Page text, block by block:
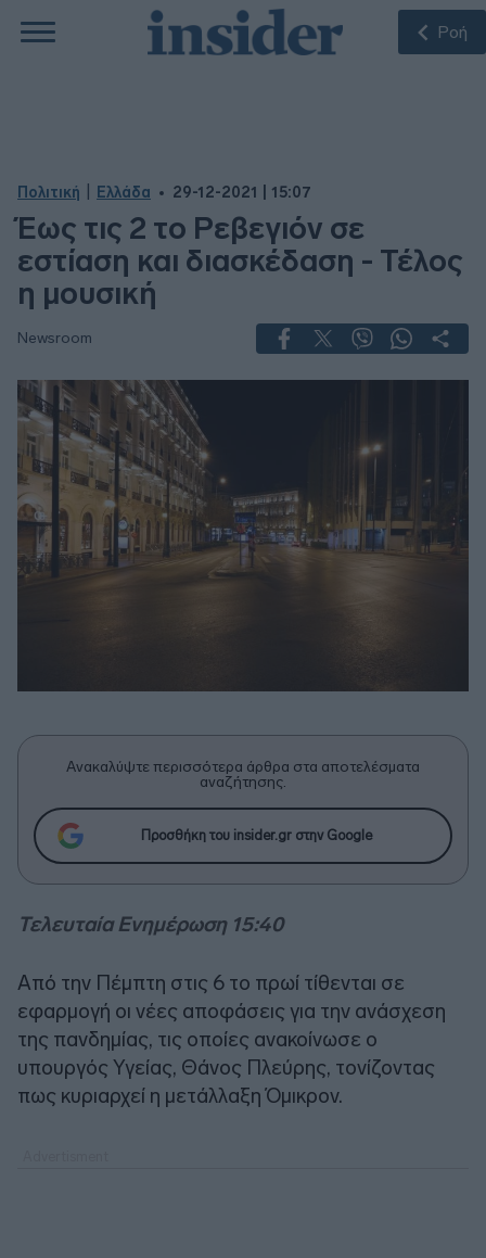
Ροή
Πολιτική Ελλάδα 29-12-2021 | 15:07
Έως τις 2 το Ρεβεγιόν σε
εστίαση και διασκέδαση - Τέλος
η μουσική
Newsroom
Ανακαλύψτε περισσότερα άρθρα στα αποτελέσματα
αναζήτησης.
Προσθήκη του insider.gr στην Google
Τελευταία Ενημέρωση 15:40
Από την Πέμπτη στις 6 το πρωί τίθενται σε
εφαρμογή οι νέες αποφάσεις για την ανάσχεση
της πανδημίας, τις οποίες ανακοίνωσε ο
υπουργός Υγείας, Θάνος Πλεύρης, τονίζοντας
πως κυριαρχεί η μετάλλαξη Όμικρον.